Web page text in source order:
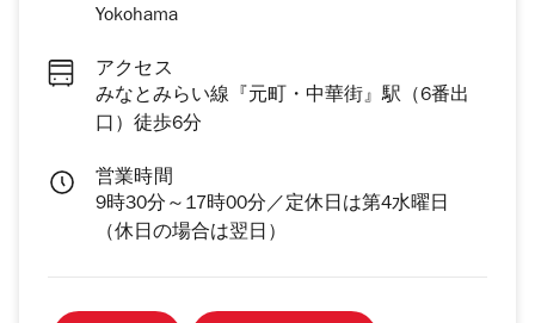
Yokohama
アクセス
みなとみらい線『元町・中華街』駅（6番出
口）徒歩6分
営業時間
9時30分～17時00分／定休日は第4水曜日
（休日の場合は翌日）